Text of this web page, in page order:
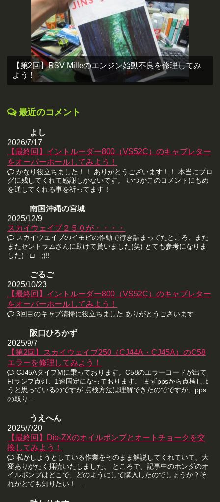
【第2回】RSV Milleのエンジン始動不良を修理してみ
よう！
最近のコメント
よし
2026/7/17
【最終回】イントルーダー800（VS52C）のキャブレター
をオーバーホールしてみよう！
かなり役立ちました！！ ありがとうございます！！ 本当にブロ
グに残してくれて感謝しかないです。 いつかこのコメントにもめ
を通してくれる事を祈ってます！
南国沖縄の宮城
2025/12/9
スカイウェイブ２５０が・・・・
スカイウェイブのイモビの作動で行き詰まってたところ、また
またセントラムさんに助けて貰いました(笑) とても参考になりま
した(￣□￣;)!!
ごるご
2025/10/23
【最終回】イントルーダー800（VS52C）のキャブレター
をオーバーホールしてみよう！
3回目のキャブ清掃に役立ちました ありがとうございます
阪口ひろかず
2025/9/7
【第2回】スカイウェイブ250（CJ44A・CJ45A）のC58
エラーを修理してみよう！
CJ45AタイプMに乗っております。C58のエラーコードが出て
FIランプ点灯、1速固定になっております。 まずppsから点検しよ
うと思っているのですが 点検方法は理解できたのでですが、pps
の取り...
うえへん
2025/7/20
【最終回】Dio-ZXのオイルポンプとオートチョークを交
換してみよう！
私がしようとしている作業をそのまま解説してくれていて、大
変ありがたく拝読いたしました。 ところで、記事中のホンダのオ
イルポンプはどこで、どのようにして購入したのでしょうか？そ
れがとても知りたい！ ...